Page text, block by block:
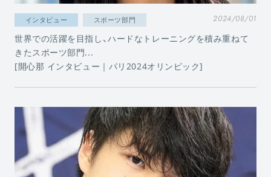
インタビュー スポーツ部門 2024/08/01
世界での活躍を目指し、ハードなトレーニングを積み重ねて
きたスポーツ部門...
[開心那 インタビュー｜パリ2024オリンピック]